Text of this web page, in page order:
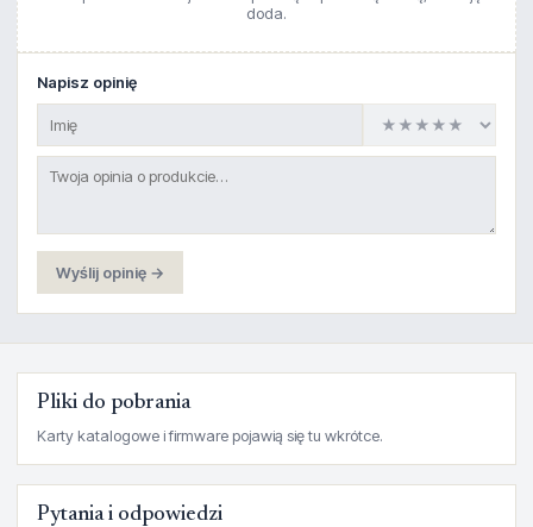
doda.
Napisz opinię
Wyślij opinię →
Pliki do pobrania
Karty katalogowe i firmware pojawią się tu wkrótce.
Pytania i odpowiedzi